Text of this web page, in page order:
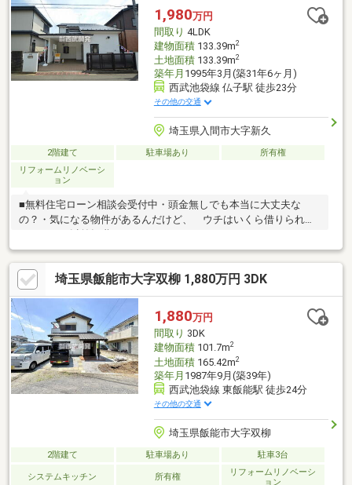
収納、浴室に窓、ＴＶモニタ付インターホン、緑豊かな住宅地、
都市近郊、通風良好、全居室６畳以上、都市ガス、小学校 徒歩10
分以内、平坦地、周辺交通量少なめ、高機能トイレ
1,980万円
間取り 4LDK
建物面積133.39m2
土地面積133.39m2
築年月 1995年3月(築31年6ヶ月)
西武池袋線 仏子駅 徒歩23分
その他の交通
埼玉県入間市大字新久
2階建て 駐車場あり
所有権
リフォームリノベーシ
ョン
■無料住宅ローン相談会受付中・頭金無しでも本当に大丈夫な
の？・気になる物件があるんだけど、 ウチはいくら借りられる
て？変動金利って？・個人で事業をしているんだけど・・資金計
画で成功する住宅ローンのことを経験豊富なスタッフが丁寧にご
説明いたします。◆見学予約はフリーダイヤル0120-974-443まで
（スマートフォンの方は青の「電話マーク」をクリック）◆まず
は資料が欲しい方はオレンジの「資料請求する（無料）」ボタン
をクリック
埼玉県飯能市大字双柳 1,880万円 3DK
1,880万円
間取り 3DK
建物面積101.7m2
土地面積165.42m2
築年月 1987年9月(築39年)
西武池袋線 東飯能駅 徒歩24分
その他の交通
埼玉県飯能市大字双柳
2階建て 駐車場あり 駐車3台
システムキッチン 所有権
リフォームリノベーシ
ョン